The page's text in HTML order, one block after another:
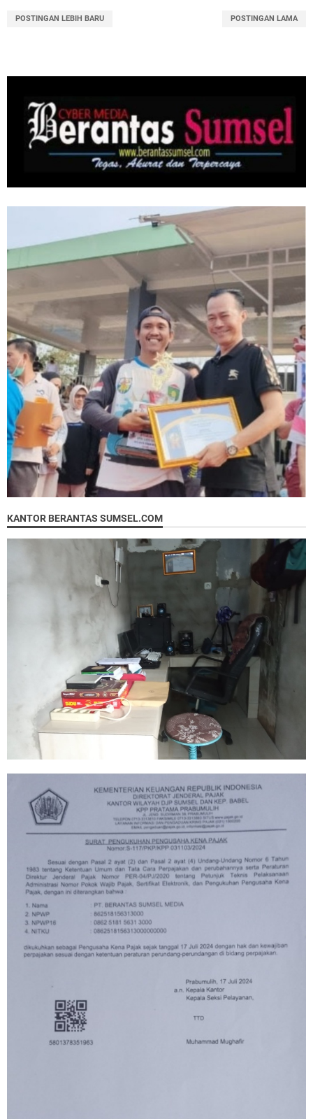
POSTINGAN LEBIH BARU POSTINGAN LAMA
KANTOR BERANTAS SUMSEL.COM